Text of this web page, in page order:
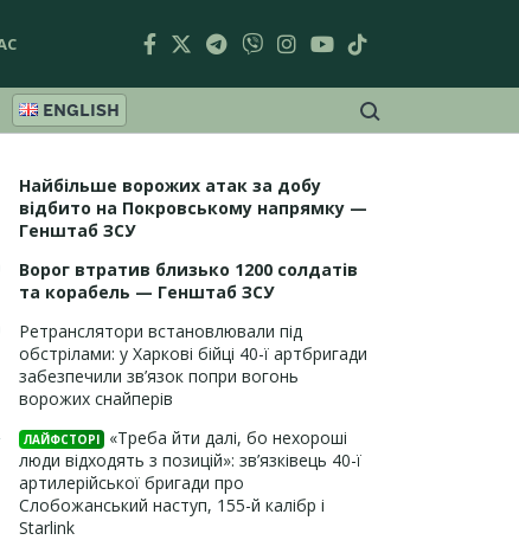
ENGLISH
Найбільше ворожих атак за добу
відбито на Покровському напрямку —
Генштаб ЗСУ
Ворог втратив близько 1200 солдатів
та корабель — Генштаб ЗСУ
Ретранслятори встановлювали під
обстрілами: у Харкові бійці 40-ї артбригади
забезпечили зв’язок попри вогонь
ворожих снайперів
ЛАЙФСТОРІ
«Треба йти далі, бо нехороші
люди відходять з позицій»: зв’язківець 40-ї
артилерійської бригади про
Слобожанський наступ, 155-й калібр і
Starlink